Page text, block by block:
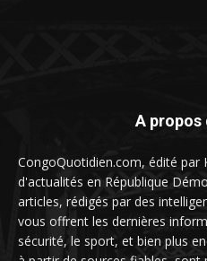
A propos
CongoQuotidien.com, édité par
d'actualités en République
articles, rédigés par des
vous offrent les dernières
sécurité, le sport, et bien plus